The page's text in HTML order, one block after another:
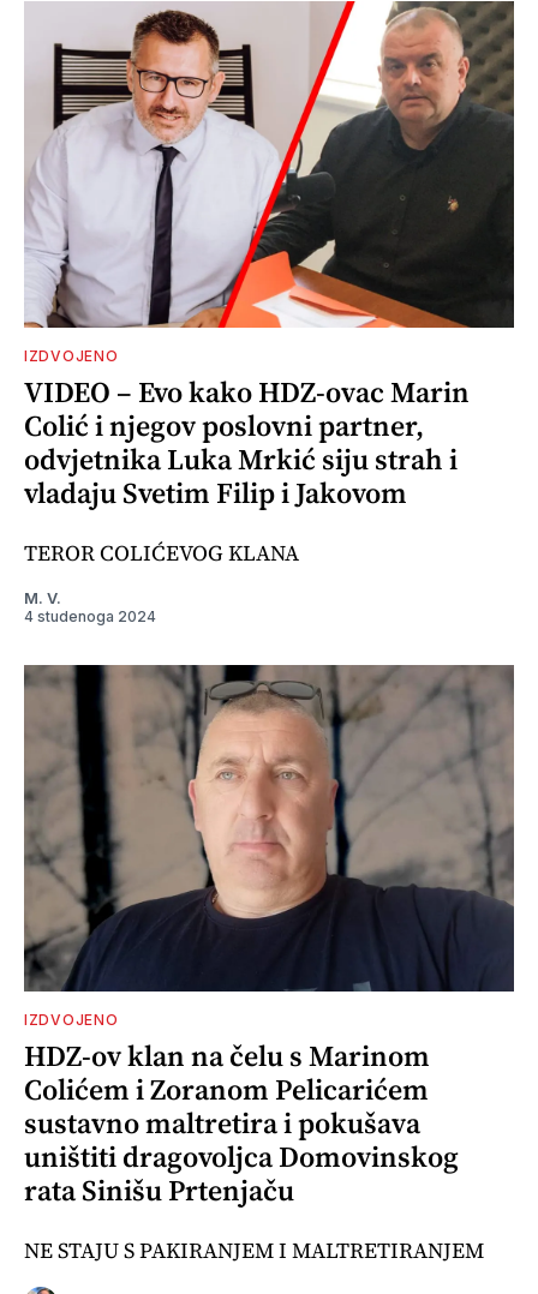
IZDVOJENO
VIDEO – Evo kako HDZ-ovac Marin
Colić i njegov poslovni partner,
odvjetnika Luka Mrkić siju strah i
vladaju Svetim Filip i Jakovom
TEROR COLIĆEVOG KLANA
M. V.
4 studenoga 2024
IZDVOJENO
HDZ-ov klan na čelu s Marinom
Colićem i Zoranom Pelicarićem
sustavno maltretira i pokušava
uništiti dragovoljca Domovinskog
rata Sinišu Prtenjaču
NE STAJU S PAKIRANJEM I MALTRETIRANJEM